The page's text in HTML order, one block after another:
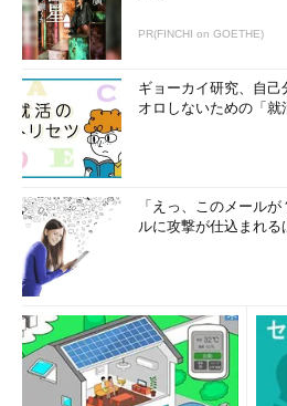
PR(FINCHI on GOETHE)
ギョーカイ研究、自
オロしないための「
「えっ、このメール
ルに攻撃が仕込まれ